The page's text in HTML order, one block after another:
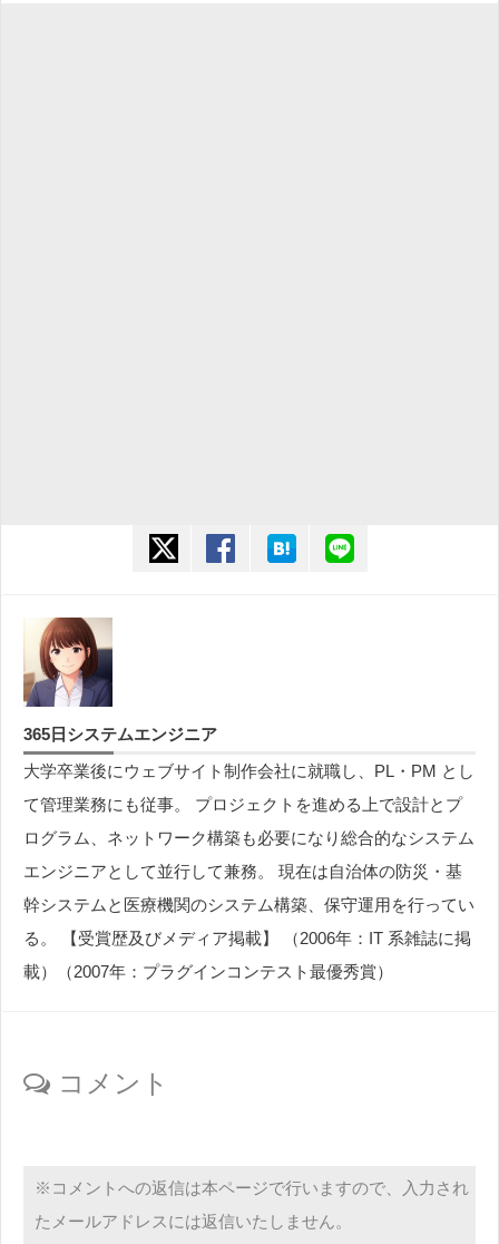
twitter facebook hatena
365日システムエンジニア
大学卒業後にウェブサイト制作会社に就職し、PL・PM とし
て管理業務にも従事。 プロジェクトを進める上で設計とプ
ログラム、ネットワーク構築も必要になり総合的なシステム
エンジニアとして並行して兼務。 現在は自治体の防災・基
幹システムと医療機関のシステム構築、保守運用を行ってい
る。 【受賞歴及びメディア掲載】 （2006年：IT 系雑誌に掲
載）（2007年：プラグインコンテスト最優秀賞）
コメント
※コメントへの返信は本ページで行いますので、入力され
たメールアドレスには返信いたしません。